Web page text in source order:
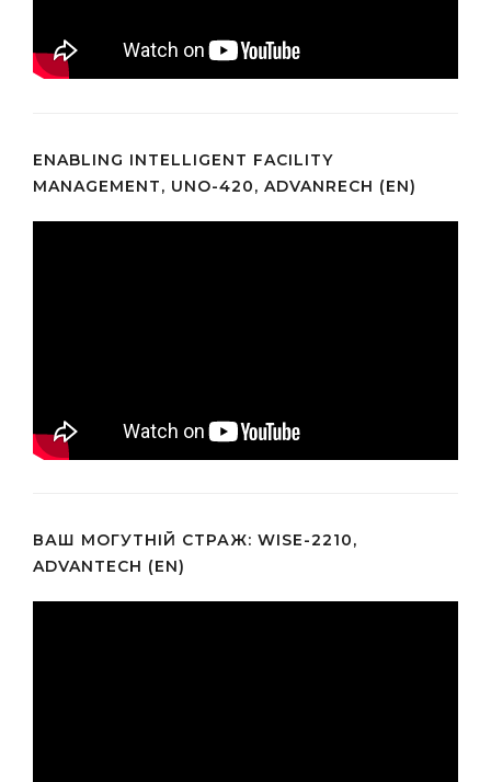
ENABLING INTELLIGENT FACILITY
MANAGEMENT, UNO-420, ADVANRECH (EN)
ВАШ МОГУТНІЙ СТРАЖ: WISE-2210,
ADVANTECH (EN)